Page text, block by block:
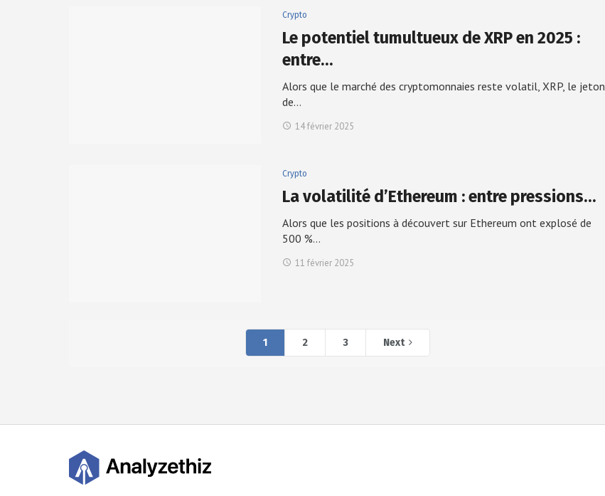
Crypto
Le potentiel tumultueux de XRP en 2025 :
entre…
Alors que le marché des cryptomonnaies reste volatil, XRP, le jeton
de…
14 février 2025
Crypto
La volatilité d’Ethereum : entre pressions…
Alors que les positions à découvert sur Ethereum ont explosé de
500 %…
11 février 2025
1 2 3 Next